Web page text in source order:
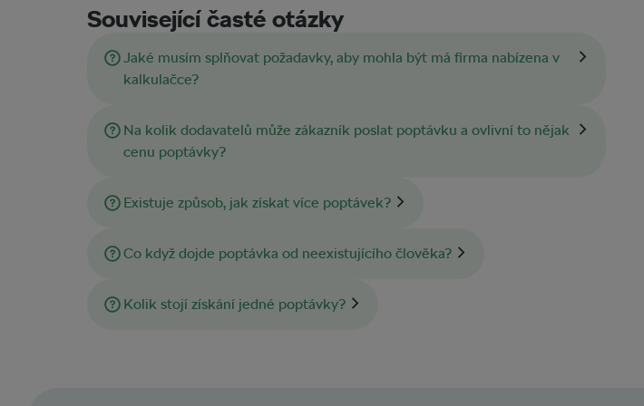
Související časté otázky
Jaké musím splňovat požadavky, aby mohla být má firma nabízena v
kalkulačce?
Na kolik dodavatelů může zákazník poslat poptávku a ovlivní to nějak
cenu poptávky?
Existuje způsob, jak získat více poptávek?
Co když dojde poptávka od neexistujícího člověka?
Kolik stojí získání jedné poptávky?